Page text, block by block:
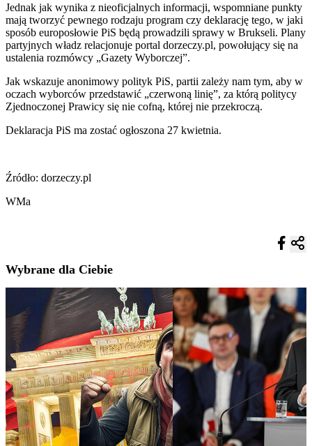
Jednak jak wynika z nieoficjalnych informacji, wspomniane punkty
mają tworzyć pewnego rodzaju program czy deklarację tego, w jaki
sposób europosłowie PiS będą prowadzili sprawy w Brukseli. Plany
partyjnych władz relacjonuje portal dorzeczy.pl, powołujący się na
ustalenia rozmówcy „Gazety Wyborczej”.
Jak wskazuje anonimowy polityk PiS, partii zależy nam tym, aby w
oczach wyborców przedstawić „czerwoną linię”, za którą politycy
Zjednoczonej Prawicy się nie cofną, której nie przekroczą.
Deklaracja PiS ma zostać ogłoszona 27 kwietnia.
Źródło: dorzeczy.pl
WMa
Wybrane dla Ciebie